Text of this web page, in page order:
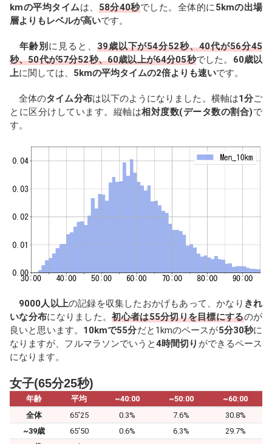
kmの平均タイムは、 58分40秒でした。全体的に5kmの出場
層よりもレベルが高いです。
年齢別 に見ると、 39歳以下が54分52秒、40代が56分45
秒、50代が57分52秒、60歳以上が64分05秒でした。 60歳以
上に関しては、 5kmの平均タイムの2倍よりも速いです。
全体のタイム分布は以下のようになりました。横軸は1分ご
とに区分けしています。縦軸は相対度数(データ数の割合)で
す。
9000人以上の記録を収集したおかげもあって、かなり きれ
いな分布になりました。初心者は55分切りを目標にするのが
良いと思います。 10kmで55分だと1kmのペースが5分30秒に
なりますが、フルマラソンでいうと4時間切り ができるペース
になります。
女子(65分25秒)
年齢 平均 ~40:00 ~50:00
~60:00
全体
65'25 0.3% 7.6%
30.8%
~39歳
65'50 0.6% 6.3%
29.7%